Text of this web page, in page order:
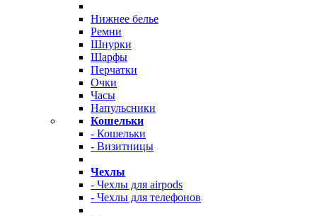
Нижнее белье
Ремни
Шнурки
Шарфы
Перчатки
Очки
Часы
Напульсники
Кошельки
- Кошельки
- Визитницы
Чехлы
- Чехлы для airpods
- Чехлы для телефонов